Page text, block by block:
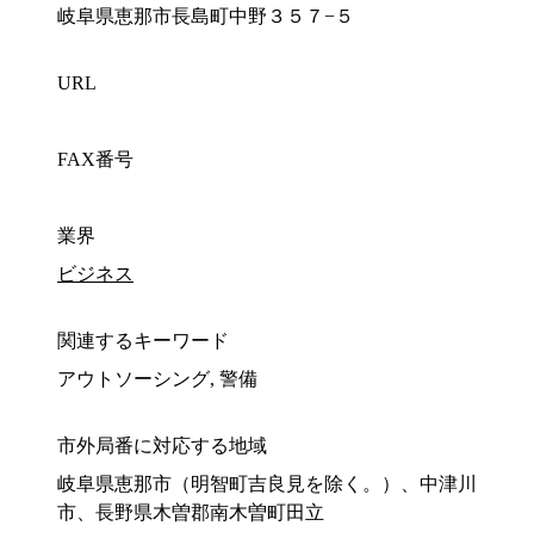
岐阜県恵那市長島町中野３５７−５
URL
FAX番号
業界
ビジネス
関連するキーワード
アウトソーシング, 警備
市外局番に対応する地域
岐阜県恵那市（明智町吉良見を除く。）、中津川
市、長野県木曽郡南木曽町田立